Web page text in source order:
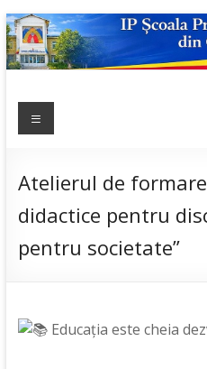
Skip
to
content
NR.6
scoala
nr.6; școală
admitere;
admitere
Meniu
Atelierul de
didactice pentru
pentru societate”
Educația este cheia